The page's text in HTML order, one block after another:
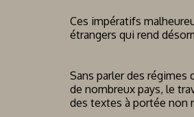
Ces impératifs
étrangers qui rend
Sans parler des régimes
de nombreux pays, le
des textes à portée non